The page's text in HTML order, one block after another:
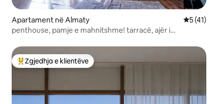
Apartament në Almaty Vlerësimi
5 (41)
penthouse, pamje e mahnitshme! tarracë, ajër i
Më të mirat e zgjedhjeve të klientëve
Zgjedhja e klientëve